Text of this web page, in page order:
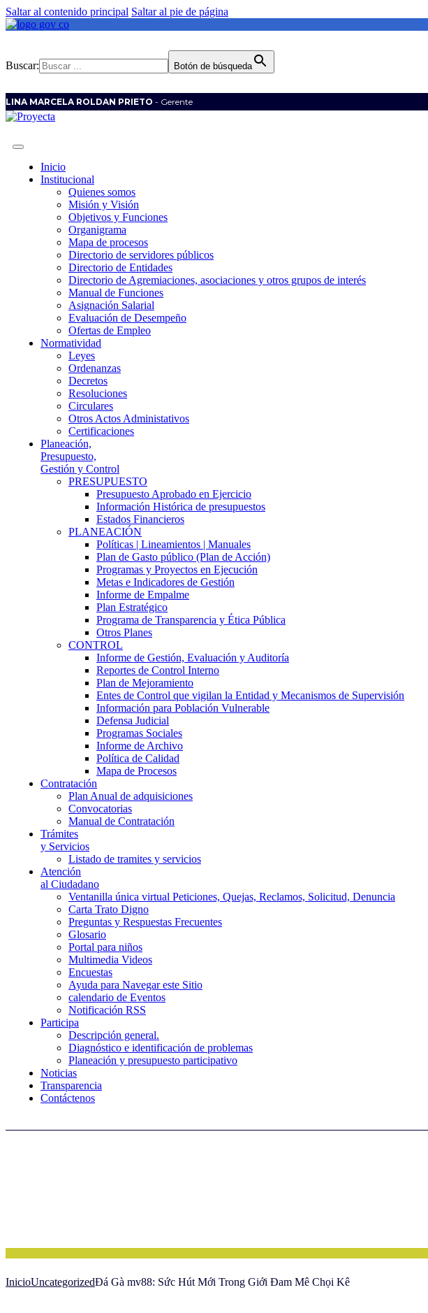
Saltar al contenido principal Saltar al pie de página
Buscar: Botón de búsqueda
LINA MARCELA ROLDAN PRIETO - Gerente
Inicio
Institucional
Quienes somos
Misión y Visión
Objetivos y Funciones
Organigrama
Mapa de procesos
Directorio de servidores públicos
Directorio de Entidades
Directorio de Agremiaciones, asociaciones y otros grupos de interés
Manual de Funciones
Asignación Salarial
Evaluación de Desempeño
Ofertas de Empleo
Normatividad
Leyes
Ordenanzas
Decretos
Resoluciones
Circulares
Otros Actos Administativos
Certificaciones
Planeación,
Presupuesto,
Gestión y Control
PRESUPUESTO
Presupuesto Aprobado en Ejercicio
Información Histórica de presupuestos
Estados Financieros
PLANEACIÓN
Políticas | Lineamientos | Manuales
Plan de Gasto público (Plan de Acción)
Programas y Proyectos en Ejecución
Metas e Indicadores de Gestión
Informe de Empalme
Plan Estratégico
Programa de Transparencia y Ética Pública
Otros Planes
CONTROL
Informe de Gestión, Evaluación y Auditoría
Reportes de Control Interno
Plan de Mejoramiento
Entes de Control que vigilan la Entidad y Mecanismos de Supervisión
Información para Población Vulnerable
Defensa Judicial
Programas Sociales
Informe de Archivo
Política de Calidad
Mapa de Procesos
Contratación
Plan Anual de adquisiciones
Convocatorias
Manual de Contratación
Trámites
y Servicios
Listado de tramites y servicios
Atención
al Ciudadano
Ventanilla única virtual Peticiones, Quejas, Reclamos, Solicitud, Denuncia
Carta Trato Digno
Preguntas y Respuestas Frecuentes
Glosario
Portal para niños
Multimedia Videos
Encuestas
Ayuda para Navegar este Sitio
calendario de Eventos
Notificación RSS
Participa
Descripción general.
Diagnóstico e identificación de problemas
Planeación y presupuesto participativo
Noticias
Transparencia
Contáctenos
InicioUncategorizedĐá Gà mv88: Sức Hút Mới Trong Giới Đam Mê Chọi Kê